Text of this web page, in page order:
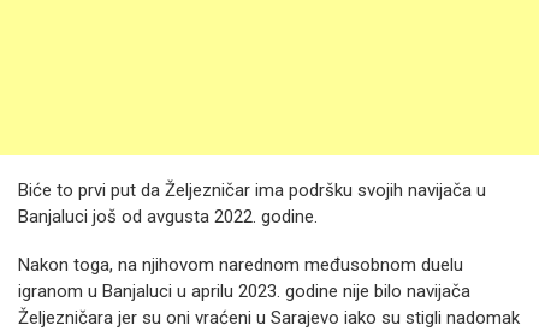
Biće to prvi put da Željezničar ima podršku svojih navijača u
Banjaluci još od avgusta 2022. godine.
Nakon toga, na njihovom narednom međusobnom duelu
igranom u Banjaluci u aprilu 2023. godine nije bilo navijača
Željezničara jer su oni vraćeni u Sarajevo iako su stigli nadomak